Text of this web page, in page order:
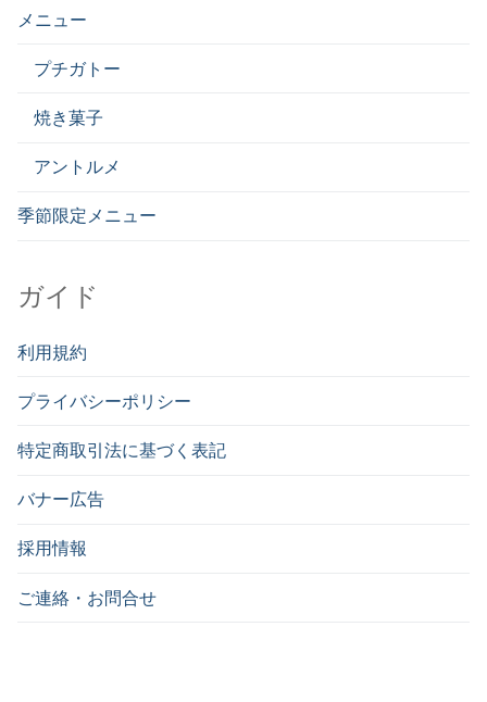
メニュー
プチガトー
焼き菓子
アントルメ
季節限定メニュー
ガイド
利用規約
プライバシーポリシー
特定商取引法に基づく表記
バナー広告
採用情報
ご連絡・お問合せ